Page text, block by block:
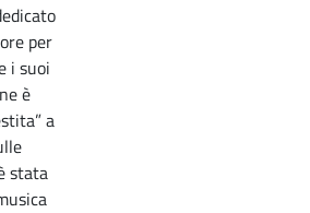
per
i suoi
è
a
stata